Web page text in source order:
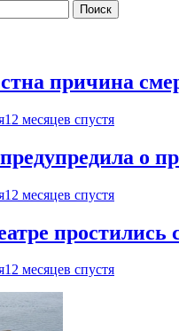
причина
12 месяцев спустя
о
12 месяцев спустя
12 месяцев спустя